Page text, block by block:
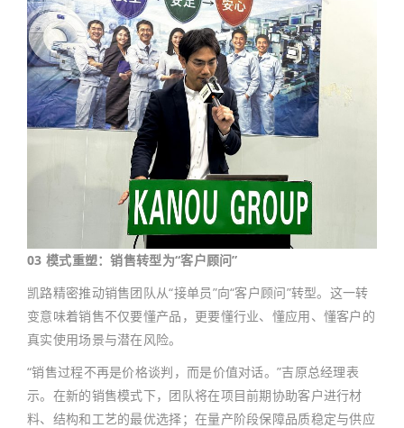
03 模式重塑：销售转型为“客户顾问”
凯路精密推动销售团队从“接单员”向“客户顾问”转型。这一转
变意味着销售不仅要懂产品，更要懂行业、懂应用、懂客户的
真实使用场景与潜在风险。
“销售过程不再是价格谈判，而是价值对话。”吉原总经理表
示。在新的销售模式下，团队将在项目前期协助客户进行材
料、结构和工艺的最优选择；在量产阶段保障品质稳定与供应